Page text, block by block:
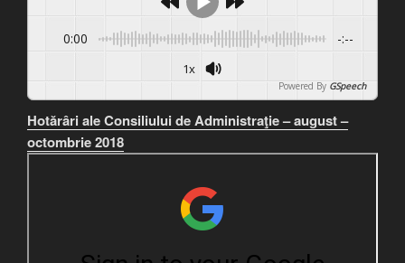
0:00 -:--
1x
Powered By GSpeech
Hotărâri ale Consiliului de Administraţie – august –
octombrie 2018